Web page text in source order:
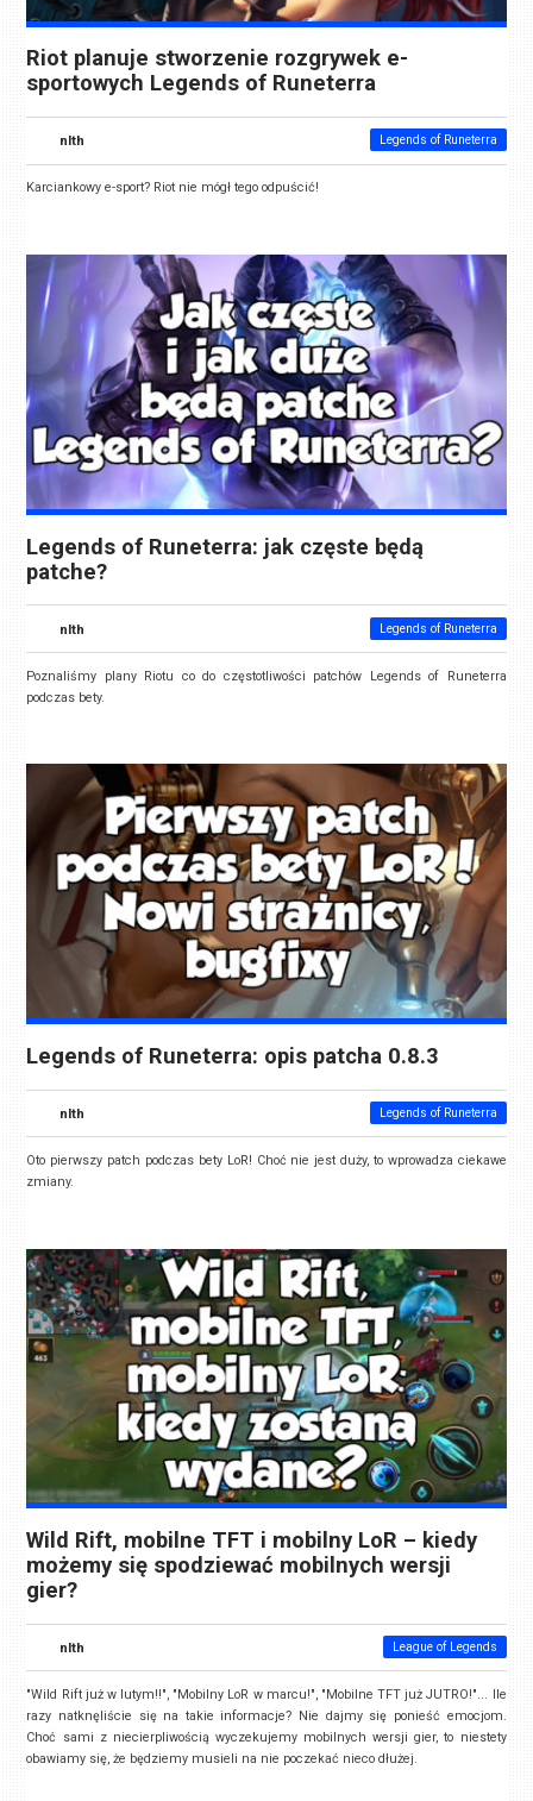
Riot planuje stworzenie rozgrywek e-
sportowych Legends of Runeterra
nlth Legends of Runeterra
Karciankowy e-sport? Riot nie mógł tego odpuścić!
Legends of Runeterra: jak częste będą
patche?
nlth Legends of Runeterra
Poznaliśmy plany Riotu co do częstotliwości patchów Legends of Runeterra
podczas bety.
Legends of Runeterra: opis patcha 0.8.3
nlth Legends of Runeterra
Oto pierwszy patch podczas bety LoR! Choć nie jest duży, to wprowadza ciekawe
zmiany.
Wild Rift, mobilne TFT i mobilny LoR – kiedy
możemy się spodziewać mobilnych wersji
gier?
nlth League of Legends
"Wild Rift już w lutym!!", "Mobilny LoR w marcu!", "Mobilne TFT już JUTRO!"... Ile
razy natknęliście się na takie informacje? Nie dajmy się ponieść emocjom.
Choć sami z niecierpliwością wyczekujemy mobilnych wersji gier, to niestety
obawiamy się, że będziemy musieli na nie poczekać nieco dłużej.